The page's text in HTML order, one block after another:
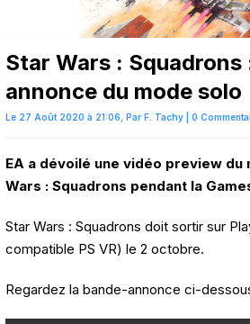
Star Wars : Squadrons
annonce du mode solo
Le 27 Août 2020 à 21:06, Par F. Tachy 0
EA a dévoilé une vidéo preview du
Wars : Squadrons pendant la
Star Wars : Squadrons doit sortir sur
compatible PS VR) le 2 octobre.
Regardez la bande-annonce ci-